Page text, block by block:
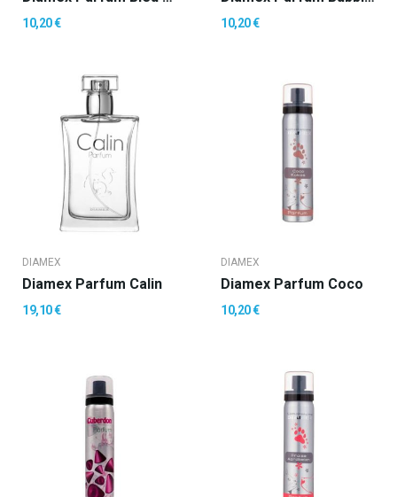
10,20 € 10,20 €
DIAMEX
Diamex Parfum Calin
19,10 €
DIAMEX
Diamex Parfum Coco
10,20 €